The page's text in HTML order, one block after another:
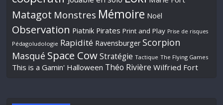
Matagot Monstres Mémoire Noël
Observation Piatnik Pirates Print and Play Prise de risques
Pédagoludologie Rapidité Ravensburger Scorpion
Masqué Space Cow Stratégie Tactique The Flying Games
This is a Gamin' Halloween Théo Rivière Wilfried Fort